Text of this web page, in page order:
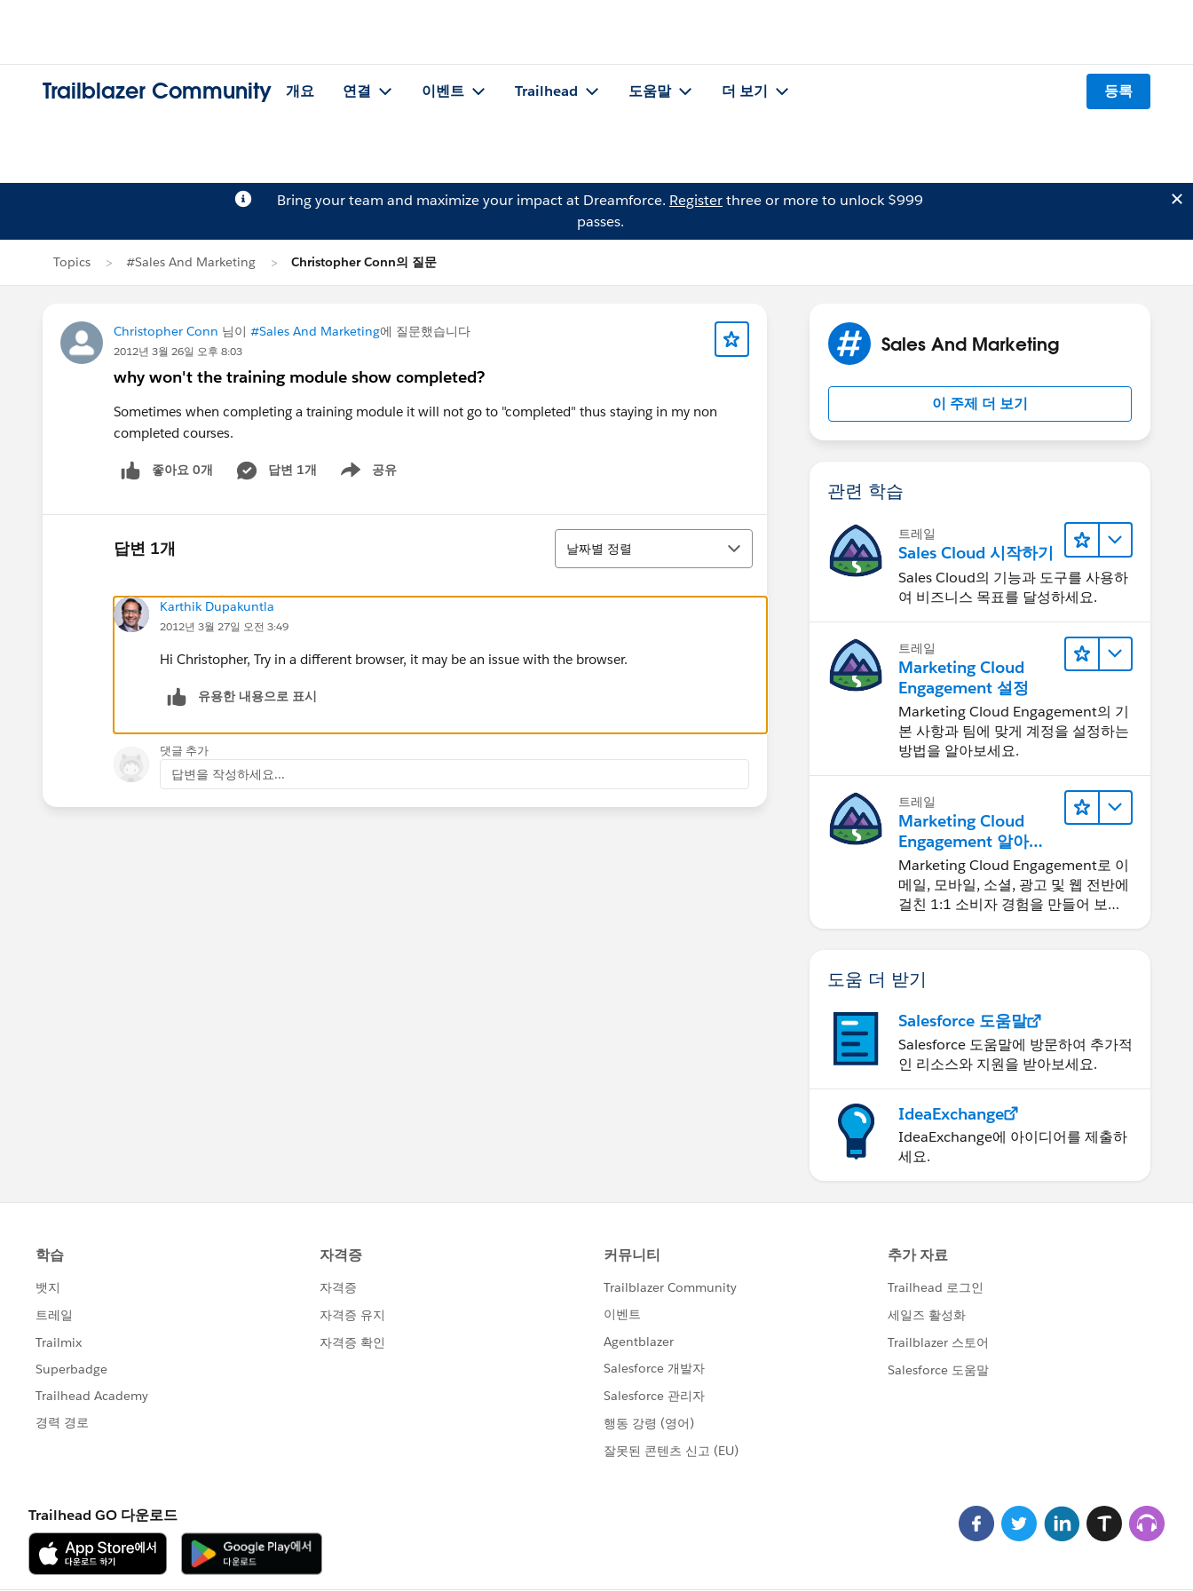
Trailblazer Community 개요 연결 이벤트 Trailhead 도움말 더 보기 등록
Bring your team and maximize your impact at Dreamforce. Registerthree or more to unlock $999
passes.
Topics #Sales And Marketing Christopher Conn의 질문
Christopher Conn 님이 #Sales And Marketing에 질문했습니다
2012년 3월 26일 오후 8:03
why won't the training module show completed?
Sometimes when completing a training module it will not go to "completed" thus staying in my non
completed courses.
좋아요 0개 답변 1개 공유
Show menu
답변 1개
정렬
날짜별 정렬
Karthik Dupakuntla
2012년 3월 27일 오전 3:49
Hi Christopher, Try in a different browser, it may be an issue with the browser.
유용한 내용으로 표시
댓글 추가
답변을 작성하세요...
Sales And Marketing
이 주제 더 보기
관련 학습
트레일
Sales Cloud 시작하기
Sales Cloud의 기능과 도구를 사용하
여 비즈니스 목표를 달성하세요.
트레일
Marketing Cloud
Engagement 설정
Marketing Cloud Engagement의 기
본 사항과 팀에 맞게 계정을 설정하는
방법을 알아보세요.
트레일
Marketing Cloud
Engagement 알아보
기
Marketing Cloud Engagement로 이
메일, 모바일, 소셜, 광고 및 웹 전반에
걸친 1:1 소비자 경험을 만들어 보세
도움 더 받기
Salesforce 도움말
Salesforce 도움말에 방문하여 추가적
인 리소스와 지원을 받아보세요.
IdeaExchange
IdeaExchange에 아이디어를 제출하
세요.